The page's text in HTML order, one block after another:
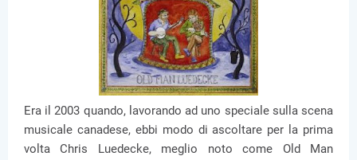
Era il 2003 quando, lavorando ad uno speciale sulla scena
musicale canadese, ebbi modo di ascoltare per la prima
volta Chris Luedecke, meglio noto come Old Man